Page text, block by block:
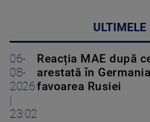
ULTIMELE
06-
08-
2026
23:02
Reacția MAE după
arestată în
favoarea Rusiei